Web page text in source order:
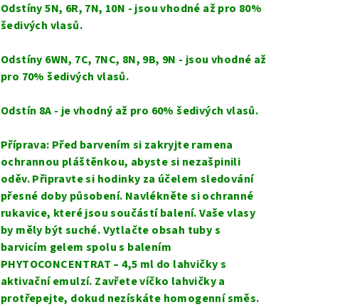
Odstíny 5N, 6R, 7N, 10N - jsou vhodné až pro 80%
šedivých vlasů.
Odstíny 6WN, 7C, 7NC, 8N, 9B, 9N - jsou vhodné až
pro 70% šedivých vlasů.
Odstín 8A - je vhodný až pro 60% šedivých vlasů.
Příprava: Před barvením si zakryjte ramena
ochrannou pláštěnkou, abyste si nezašpinili
oděv. Připravte si hodinky za účelem sledování
přesné doby působení. Navlékněte si ochranné
rukavice, které jsou součástí balení. Vaše vlasy
by měly být suché. Vytlačte obsah tuby s
barvicím gelem spolu s balením
PHYTOCONCENTRAT – 4,5 ml do lahvičky s
aktivační emulzí. Zavřete víčko lahvičky a
protřepejte, dokud nezískáte homogenní směs.